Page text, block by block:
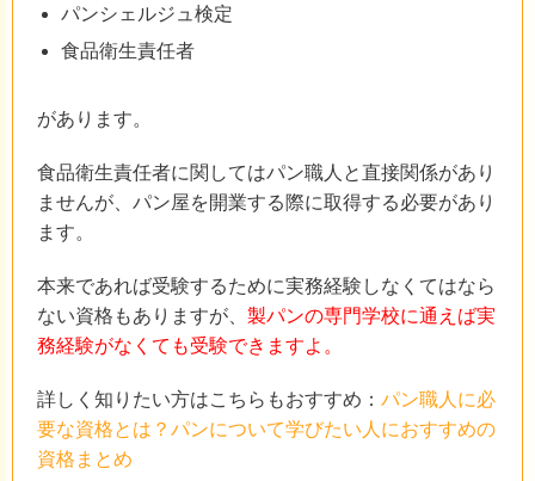
パンシェルジュ検定
食品衛生責任者
があります。
食品衛生責任者に関してはパン職人と直接関係があり
ませんが、パン屋を開業する際に取得する必要があり
ます。
本来であれば受験するために実務経験しなくてはなら
ない資格もありますが、 製パンの専門学校に通えば実
務経験がなくても受験できますよ。
詳しく知りたい方はこちらもおすすめ： パン職人に必
要な資格とは？パンについて学びたい人におすすめの
資格まとめ